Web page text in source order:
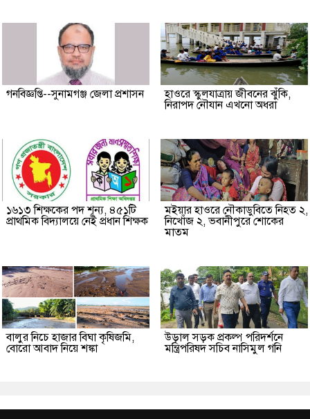
গনবিজ্ঞপ্তি--সুনামগঞ্জ জেলা প্রশাসন
হাওরে স্কুলযাত্রায় জীবনের ঝুঁকি,
নিরাপদ নৌযান এখনো অধরা
১৬১৩ শিক্ষকের পদ শূন্য, ৪৫১টি
প্রাথমিক বিদ্যালয়ে নেই প্রধান শিক্ষক
মইয়ার হাওরে নৌকাডুবিতে নিহত ২,
নিখোঁজ ২, ভবানীপুরে শোকের
মাতম
বালুর নিচে হাজার বিঘা কৃষিজমি,
বোরো আবাদ নিয়ে শঙ্কা
উড়াল সড়ক প্রকল্প পরিদর্শনে
মন্ত্রিপরিষদ সচিব নাসিমুল গনি